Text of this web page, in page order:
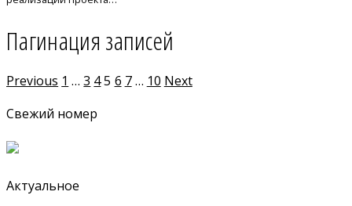
Пагинация записей
Previous 1 … 3 45 6 7… 10 Next
Свежий номер
Актуальное